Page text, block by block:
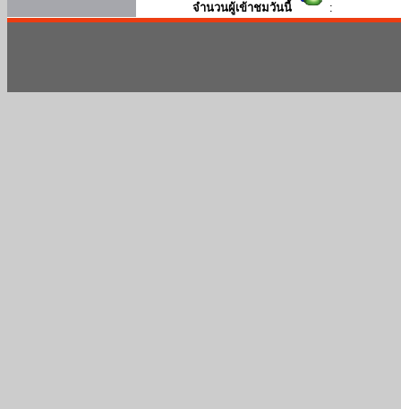
จำนวนผู้เข้าชมวันนี้ :